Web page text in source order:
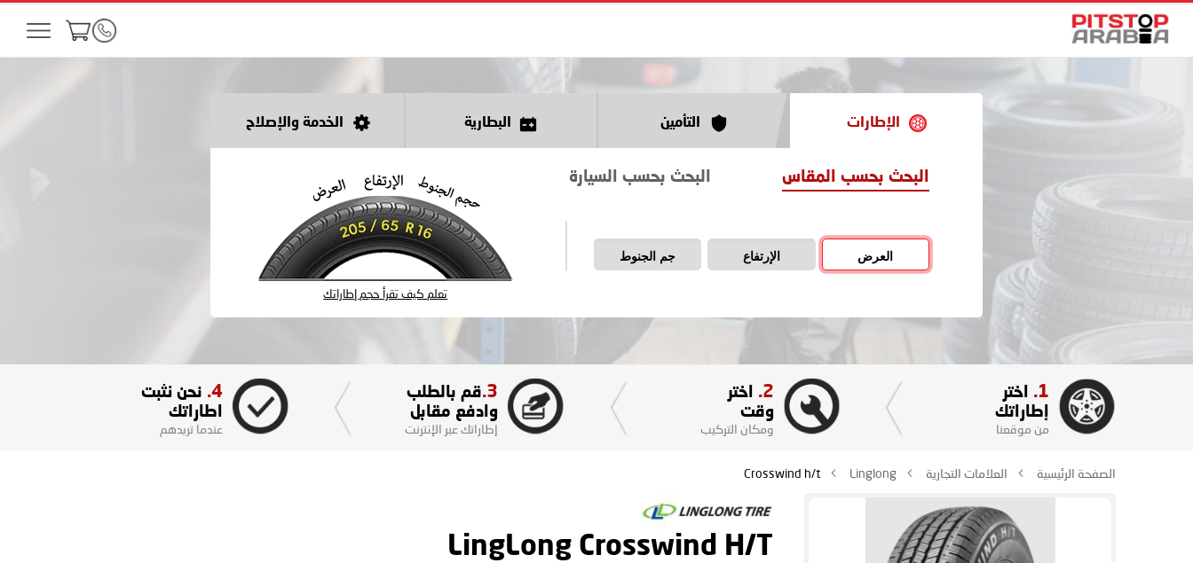
الإطارات التأمين البطارية الخدمة والإصلاح
البحث بحسب المقاس البحث بحسب السيارة
العرض الإرتفاع جم الجنوط
تعلم كيف تقرأ حجم إطاراتك
1.
اختر
إطاراتك
من موقعنا
2.
اختر
وقت
ومكان التركيب
3. قم بالطلب
وادفع مقابل
إطاراتك عبر الإنترنت
4. نحن نثبت
اطاراتك
عندما تريدهم
الصفحة الرئيسية العلامات التجارية Linglong
Crosswind h/t
LingLong Crosswind H/T